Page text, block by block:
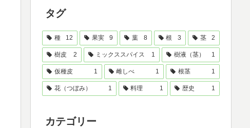
タグ
種 12 果実 9 葉 8 根 3 茎 2
樹皮 2 ミックススパイス 1 樹液（茎） 1
仮種皮 1 雌しべ 1 根茎 1
花（つぼみ） 1 料理 1 歴史 1
カテゴリー